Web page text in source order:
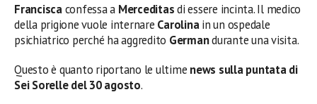
Franciscaconfessa a Merceditasdi essere incinta. Il medico
della prigione vuole internare Carolinain un ospedale
psichiatrico perché ha aggredito Germandurante una visita.
Questo è quanto riportano le ultime news sulla puntata di
Sei Sorelle del 30 agosto.